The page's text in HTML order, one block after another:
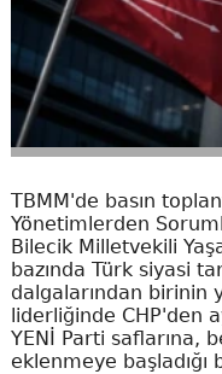
TBMM'de basın
Yönetimlerden
Bilecik Milletvekili
bazında Türk siyasi
dalgalarından birinin
liderliğinde CHP'den
YENİ Parti saflarına,
eklenmeye başladığı